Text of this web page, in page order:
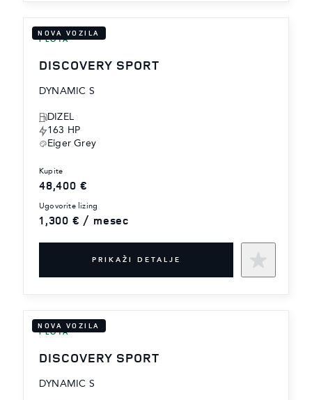
NOVA VOZILA
FLOTA
DISCOVERY SPORT
DYNAMIC S
DIZEL
163 HP
Eiger Grey
kupite
48,400 €
ugovorite lizing
1,300 € / mesec
PRIKAŽI DETALJE
NOVA VOZILA
FLOTA
DISCOVERY SPORT
DYNAMIC S